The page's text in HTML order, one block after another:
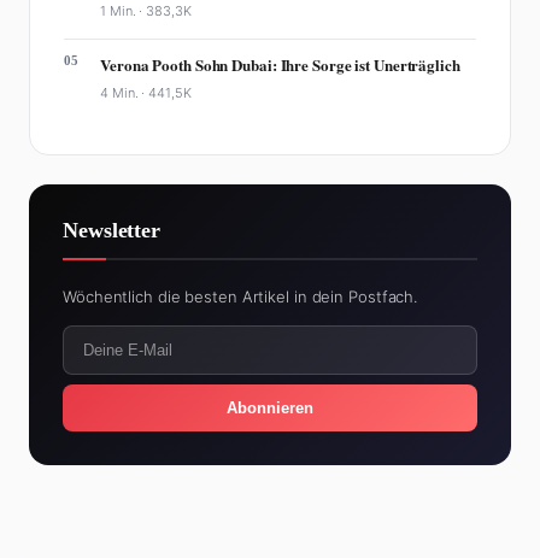
1 Min. · 383,3K
05 Verona Pooth Sohn Dubai: Ihre Sorge ist Unerträglich
4 Min. ·441,5K
Newsletter
Wöchentlich die besten Artikel in dein Postfach.
Abonnieren